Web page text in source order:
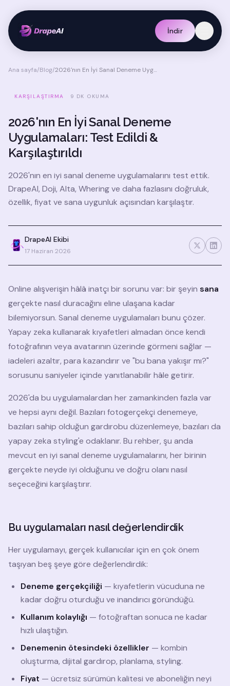
İndir
Ana sayfa/Blog/ 2026'nın En İyi Sanal Deneme Uygulamaları: Test Edildi & Karşılaştırıldı
KARŞILAŞTIRMA 9 DK OKUMA
2026'nın En İyi Sanal Deneme
Uygulamaları: Test Edildi &
Karşılaştırıldı
2026'nın en iyi sanal deneme uygulamalarını test ettik.
DrapeAI, Doji, Alta, Whering ve daha fazlasını doğruluk,
özellik, fiyat ve sana uygunluk açısından karşılaştır.
DrapeAI Ekibi
17 Haziran 2026
Online alışverişin hâlâ inatçı bir sorunu var: bir şeyin sana
gerçekte nasıl duracağını eline ulaşana kadar
bilemiyorsun. Sanal deneme uygulamaları bunu çözer.
Yapay zeka kullanarak kıyafetleri almadan önce kendi
fotoğrafının veya avatarının üzerinde görmeni sağlar —
iadeleri azaltır, para kazandırır ve "bu bana yakışır mı?"
sorusunu saniyeler içinde yanıtlanabilir hâle getirir.
2026'da bu uygulamalardan her zamankinden fazla var
ve hepsi aynı değil. Bazıları fotogerçekçi denemeye,
bazıları sahip olduğun gardırobu düzenlemeye, bazıları da
yapay zeka styling'e odaklanır. Bu rehber, şu anda
mevcut en iyi sanal deneme uygulamalarını, her birinin
gerçekte neyde iyi olduğunu ve doğru olanı nasıl
seçeceğini karşılaştırır.
Bu uygulamaları nasıl değerlendirdik
Her uygulamayı, gerçek kullanıcılar için en çok önem
taşıyan beş şeye göre değerlendirdik:
Deneme gerçekçiliği — kıyafetlerin vücuduna ne
kadar doğru oturduğu ve inandırıcı göründüğü.
Kullanım kolaylığı — fotoğraftan sonuca ne kadar
hızlı ulaştığın.
Denemenin ötesindeki özellikler — kombin
oluşturma, dijital gardırop, planlama, styling.
Fiyat — ücretsiz sürümün kalitesi ve aboneliğin neyi